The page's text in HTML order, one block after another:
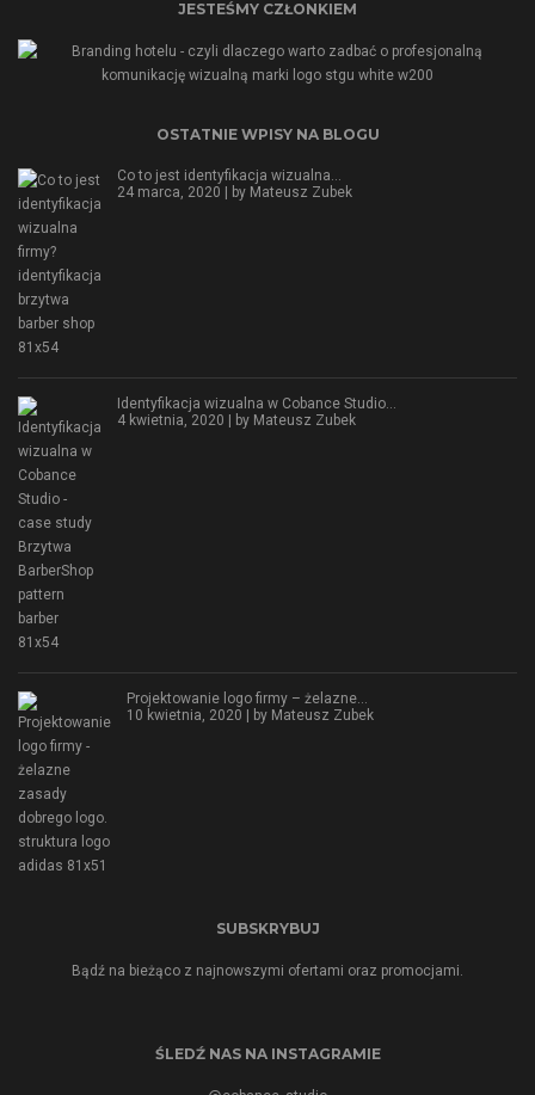
JESTEŚMY CZŁONKIEM
OSTATNIE WPISY NA BLOGU
Co to jest identyfikacja wizualna…
24 marca, 2020 | by Mateusz Zubek
Identyfikacja wizualna w Cobance Studio…
4 kwietnia, 2020 | by Mateusz Zubek
Projektowanie logo firmy – żelazne…
10 kwietnia, 2020 | by Mateusz Zubek
SUBSKRYBUJ
Bądź na bieżąco z najnowszymi ofertami oraz promocjami.
ŚLEDŹ NAS NA INSTAGRAMIE